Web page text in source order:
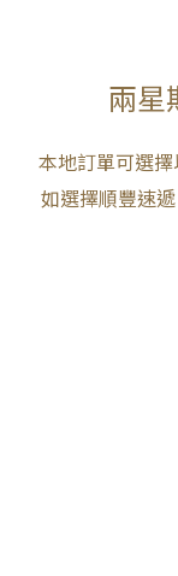
兩星
本地訂單可選
如選擇順豐速